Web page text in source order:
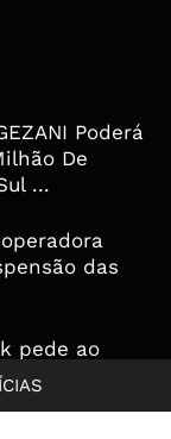
Poderá
De
...
das
pede ao
e